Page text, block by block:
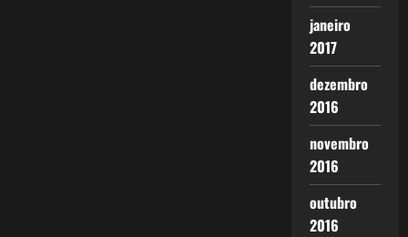
janeiro
2017
dezembro
2016
novembro
2016
outubro
2016